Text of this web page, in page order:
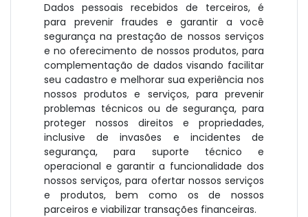
Dados pessoais recebidos de terceiros, é
para prevenir fraudes e garantir a você
segurança na prestação de nossos serviços
e no oferecimento de nossos produtos, para
complementação de dados visando facilitar
seu cadastro e melhorar sua experiência nos
nossos produtos e serviços, para prevenir
problemas técnicos ou de segurança, para
proteger nossos direitos e propriedades,
inclusive de invasões e incidentes de
segurança, para suporte técnico e
operacional e garantir a funcionalidade dos
nossos serviços, para ofertar nossos serviços
e produtos, bem como os de nossos
parceiros e viabilizar transações financeiras.